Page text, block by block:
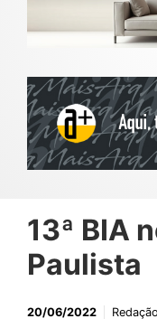
13ª BIA
Paulista
20/06/2022 Redação